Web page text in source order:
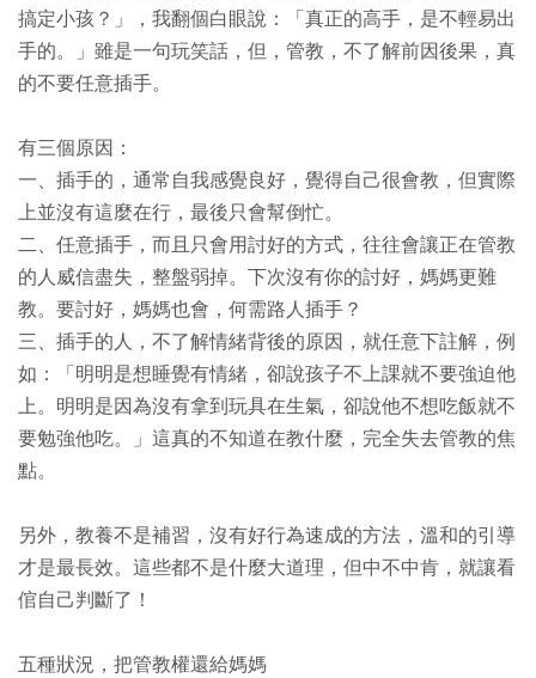
搞定小孩？」，我翻個白眼說：「真正的高手，是不輕易出
手的。」雖是一句玩笑話，但，管教，不了解前因後果，真
的不要任意插手。
有三個原因：
一、插手的，通常自我感覺良好，覺得自己很會教，但實際
上並沒有這麼在行，最後只會幫倒忙。
二、任意插手，而且只會用討好的方式，往往會讓正在管教
的人威信盡失，整盤弱掉。下次沒有你的討好，媽媽更難
教。要討好，媽媽也會，何需路人插手？
三、插手的人，不了解情緒背後的原因，就任意下註解，例
如：「明明是想睡覺有情緒，卻說孩子不上課就不要強迫他
上。明明是因為沒有拿到玩具在生氣，卻說他不想吃飯就不
要勉強他吃。」這真的不知道在教什麼，完全失去管教的焦
點。
另外，教養不是補習，沒有好行為速成的方法，溫和的引導
才是最長效。這些都不是什麼大道理，但中不中肯，就讓看
倌自己判斷了！
五種狀況，把管教權還給媽媽